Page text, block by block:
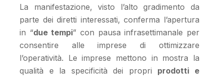
La manifestazione, visto l’alto gradimento da
parte dei diretti interessati, conferma l’apertura
in “due tempi” con pausa infrasettimanale per
consentire alle imprese di ottimizzare
l’operatività. Le imprese mettono in mostra la
qualità e la specificità dei propri prodotti e